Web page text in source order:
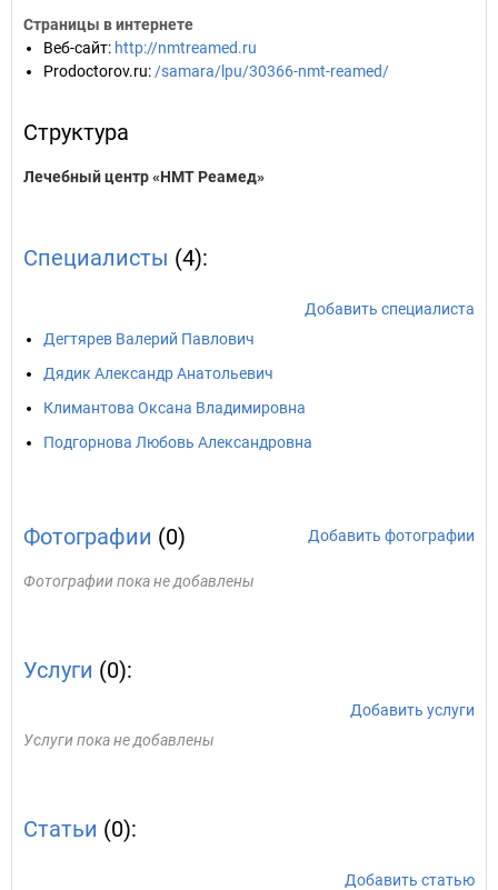
Страницы в интернете
Веб-сайт: http://nmtreamed.ru
Prodoctorov.ru: /samara/lpu/30366-nmt-reamed/
Структура
Лечебный центр «НМТ Реамед»
Специалисты (4):
Добавить специалиста
Дегтярев Валерий Павлович
Дядик Александр Анатольевич
Климантова Оксана Владимировна
Подгорнова Любовь Александровна
Фотографии (0) Добавить фотографии
Фотографии пока не добавлены
Услуги (0):
Добавить услуги
Услуги пока не добавлены
Статьи (0):
Добавить статью